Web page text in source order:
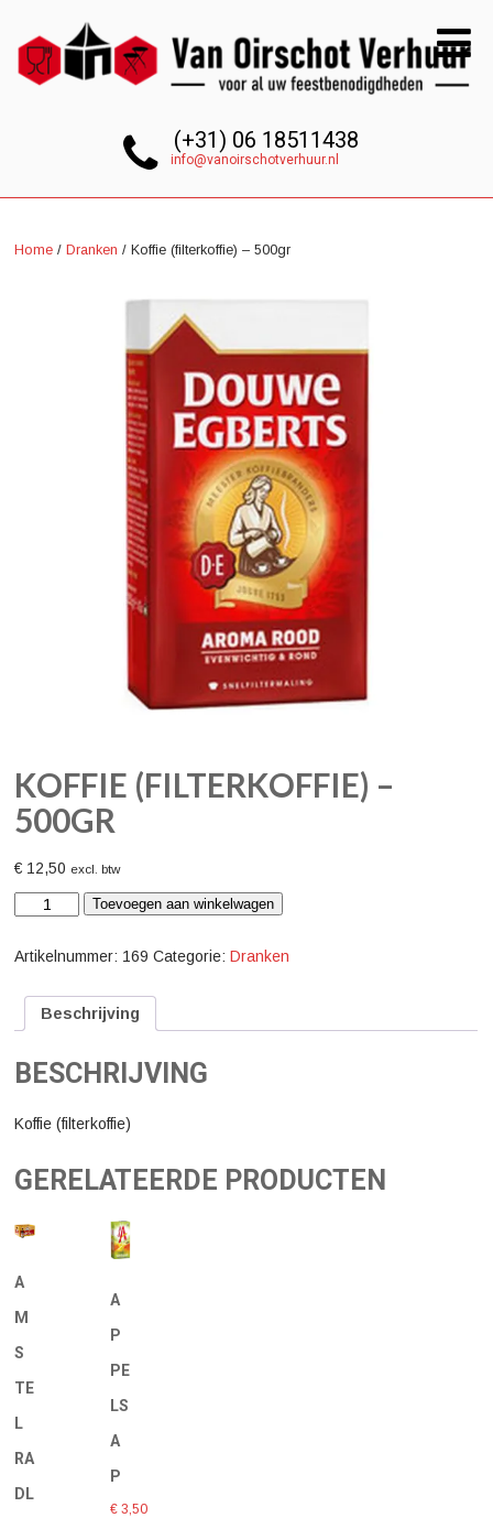
(+31) 06 18511438
info@vanoirschotverhuur.nl
Home / Dranken / Koffie (filterkoffie) – 500gr
KOFFIE (FILTERKOFFIE) –
500GR
€ 12,50 excl. btw
Koffie
(filterkoffie)
500gr
Toevoegen aan winkelwagen
Artikelnummer: 169 Categorie:Dranken
Beschrijving
BESCHRIJVING
Koffie (filterkoffie)
GERELATEERDE PRODUCTEN
A
M
S
TE
L
RA
DL
A
P
PE
LS
A
P
€3,50